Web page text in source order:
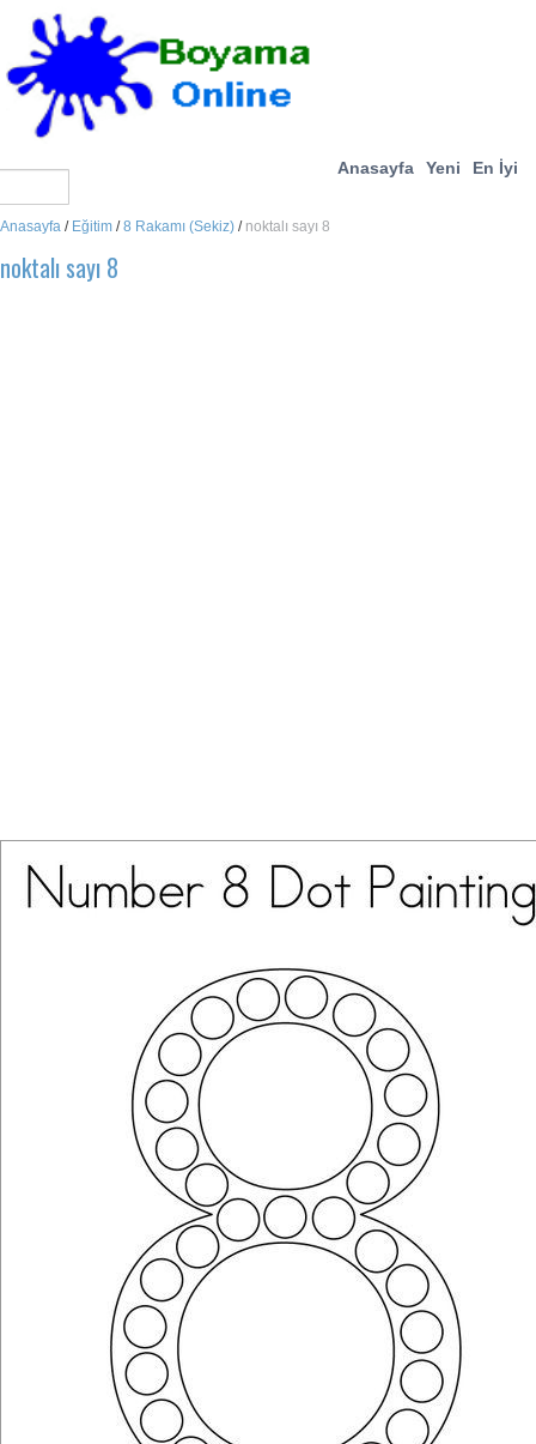
Anasayfa Yeni En İyi
Anasayfa / Eğitim /8 Rakamı (Sekiz) / noktalı sayı 8
noktalı sayı 8